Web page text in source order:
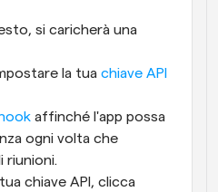
si caricherà una
la tua chiave API
affinché l'app possa
ogni volta che
riunioni.
chiave API, clicca